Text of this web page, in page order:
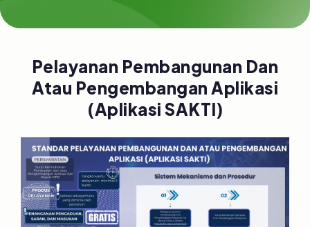
Pelayanan Pembangunan Dan
Atau Pengembangan Aplikasi
(Aplikasi SAKTI)